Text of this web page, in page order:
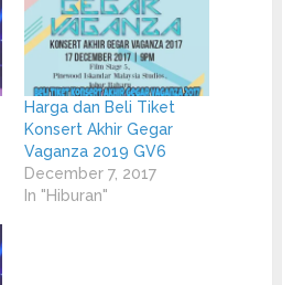
Harga dan Beli Tiket
Konsert Akhir Gegar
Vaganza 2019 GV6
December 7, 2017
In "Hiburan"